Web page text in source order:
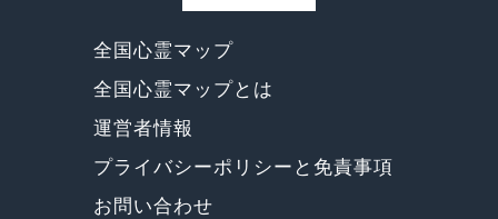
全国心霊マップ
全国心霊マップとは
運営者情報
プライバシーポリシーと免責事項
お問い合わせ